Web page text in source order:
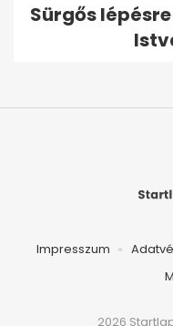
Sürgős
Impresszum
2026